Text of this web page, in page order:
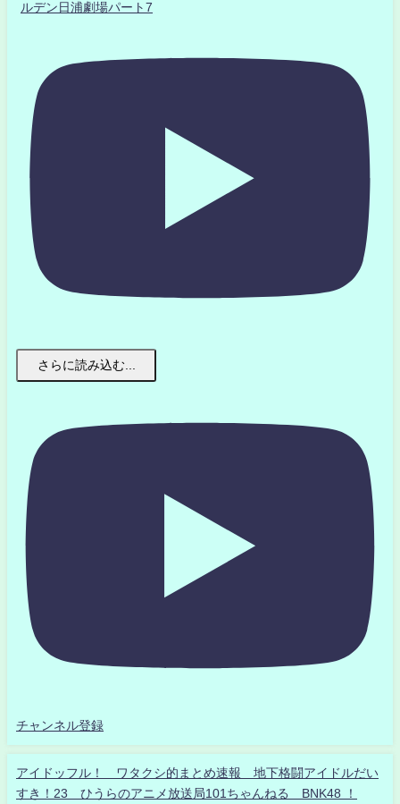
ルデン日浦劇場パート7
さらに読み込む...
チャンネル登録
アイドッフル！ ワタクシ的まとめ速報 地下格闘アイドルだい
すき！23 ひうらのアニメ放送局101ちゃんねる BNK48 ！